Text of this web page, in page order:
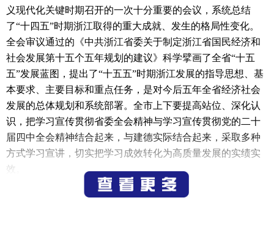
义现代化关键时期召开的一次十分重要的会议，系统总结
了“十四五”时期浙江取得的重大成就、发生的格局性变化。
全会审议通过的《中共浙江省委关于制定浙江省国民经济和
社会发展第十五个五年规划的建议》科学擘画了全省“十五
五”发展蓝图，提出了“十五五”时期浙江发展的指导思想、基
本要求、主要目标和重点任务，是对今后五年全省经济社会
发展的总体规划和系统部署。全市上下要提高站位、深化认
识，把学习宣传贯彻省委全会精神与学习宣传贯彻党的二十
届四中全会精神结合起来，与建德实际结合起来，采取多种
方式学习宣讲，切实把学习成效转化为高质量发展的实绩实
效。
会议强调，要聚焦重点、谋深谋实，加快完善建德“十五